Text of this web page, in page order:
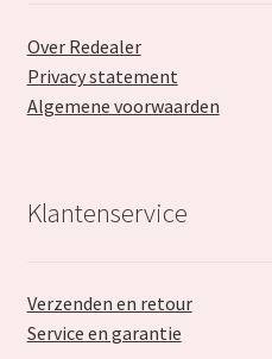
Over Redealer
Privacy statement
Algemene voorwaarden
Klantenservice
Verzenden en retour
Service en garantie